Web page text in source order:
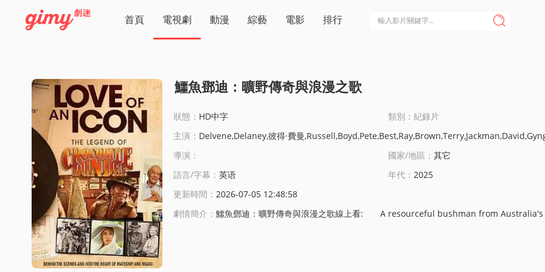
首頁 電視劇 動漫 綜藝 電影 排行 
鱷魚鄧迪：曠野傳奇與浪漫之歌
狀態： HD中字
類別：紀錄片
主演： Delvene,Delaney,彼得·費曼
導演：
國家/地區： 其它
語言/字幕： 英语 年代： 2025
更新時間： 2026-07-05 12:48:58
劇情簡介： 鱷魚鄧迪：曠野傳奇與浪漫之歌線上看: A resourceful bushman from Australia's Northern Territory navigates the